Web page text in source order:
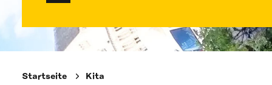
Startseite Kita